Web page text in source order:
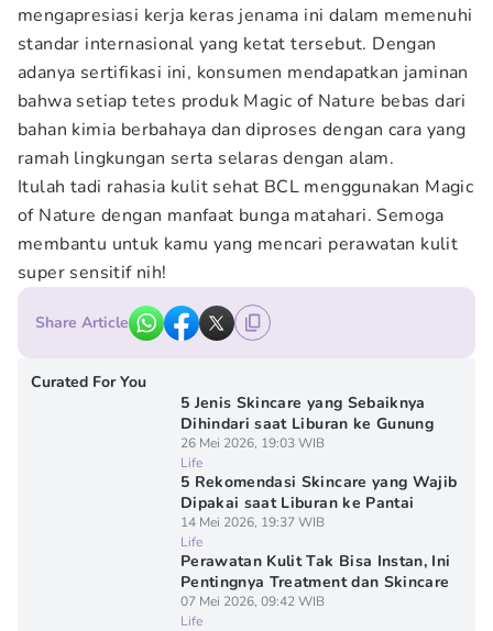
mengapresiasi kerja keras jenama ini dalam memenuhi
standar internasional yang ketat tersebut. Dengan
adanya sertifikasi ini, konsumen mendapatkan jaminan
bahwa setiap tetes produk Magic of Nature bebas dari
bahan kimia berbahaya dan diproses dengan cara yang
ramah lingkungan serta selaras dengan alam.
Itulah tadi rahasia kulit sehat BCL menggunakan Magic
of Nature dengan manfaat bunga matahari. Semoga
membantu untuk kamu yang mencari perawatan kulit
super sensitif nih!
Share Article
Curated For You
5 Jenis Skincare yang Sebaiknya
Dihindari saat Liburan ke Gunung
26 Mei 2026, 19:03 WIB
Life
5 Rekomendasi Skincare yang Wajib
Dipakai saat Liburan ke Pantai
14 Mei 2026, 19:37 WIB
Life
Perawatan Kulit Tak Bisa Instan, Ini
Pentingnya Treatment dan Skincare
07 Mei 2026, 09:42 WIB
Life